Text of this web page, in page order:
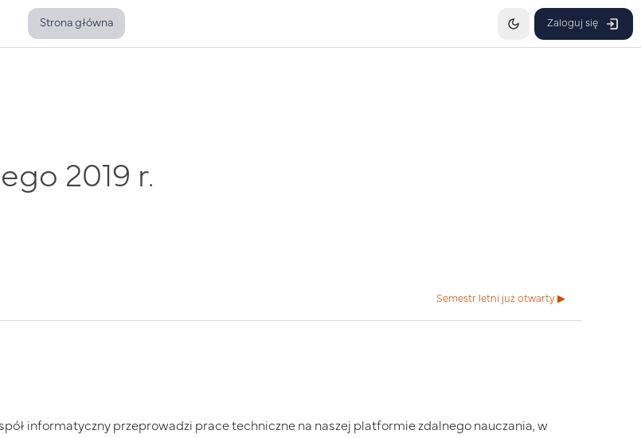
Strona główna Zaloguj się
2019 r.
Semestr letni już otwarty ▶︎
informatyczny przeprowadzi prace techniczne na naszej platformie zdalnego nauczania, w